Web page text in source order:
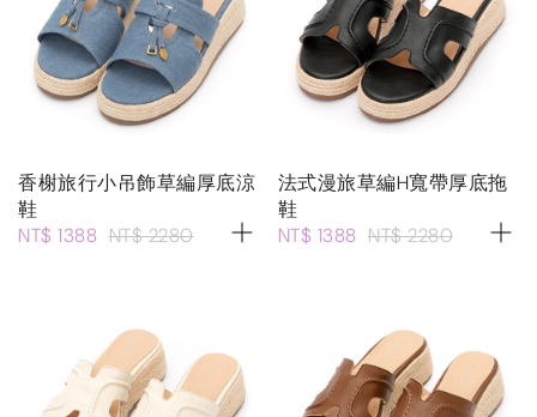
香榭旅行小吊飾草編厚底涼
鞋
NT$ 1388 NT$ 2280
法式漫旅草編H寬帶厚底拖
鞋
NT$ 1388 NT$ 2280